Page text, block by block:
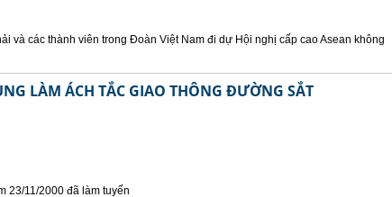
và các thành viên trong Đoàn Việt Nam đi dự Hội nghị cấp cao Asean không
LÀM ÁCH TẮC GIAO THÔNG ĐƯỜNG SẮT
23/11/2000 đã làm tuyến